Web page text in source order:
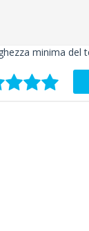
minima del